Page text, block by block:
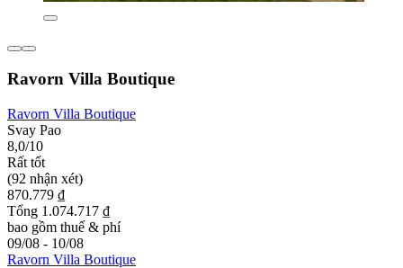
Ravorn Villa Boutique
Ravorn Villa Boutique
Svay Pao
8,0/10
Rất tốt
(92 nhận xét)
870.779 ₫
Tổng 1.074.717 ₫
bao gồm thuế & phí
09/08 - 10/08
Ravorn Villa Boutique